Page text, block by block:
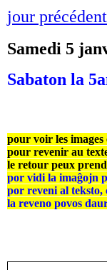
jour
Samedi 5
Sabaton la
pour voir les
pour revenir au
le retour peux
por vidi la imaĝojn
por reveni al teksto,
la reveno povos